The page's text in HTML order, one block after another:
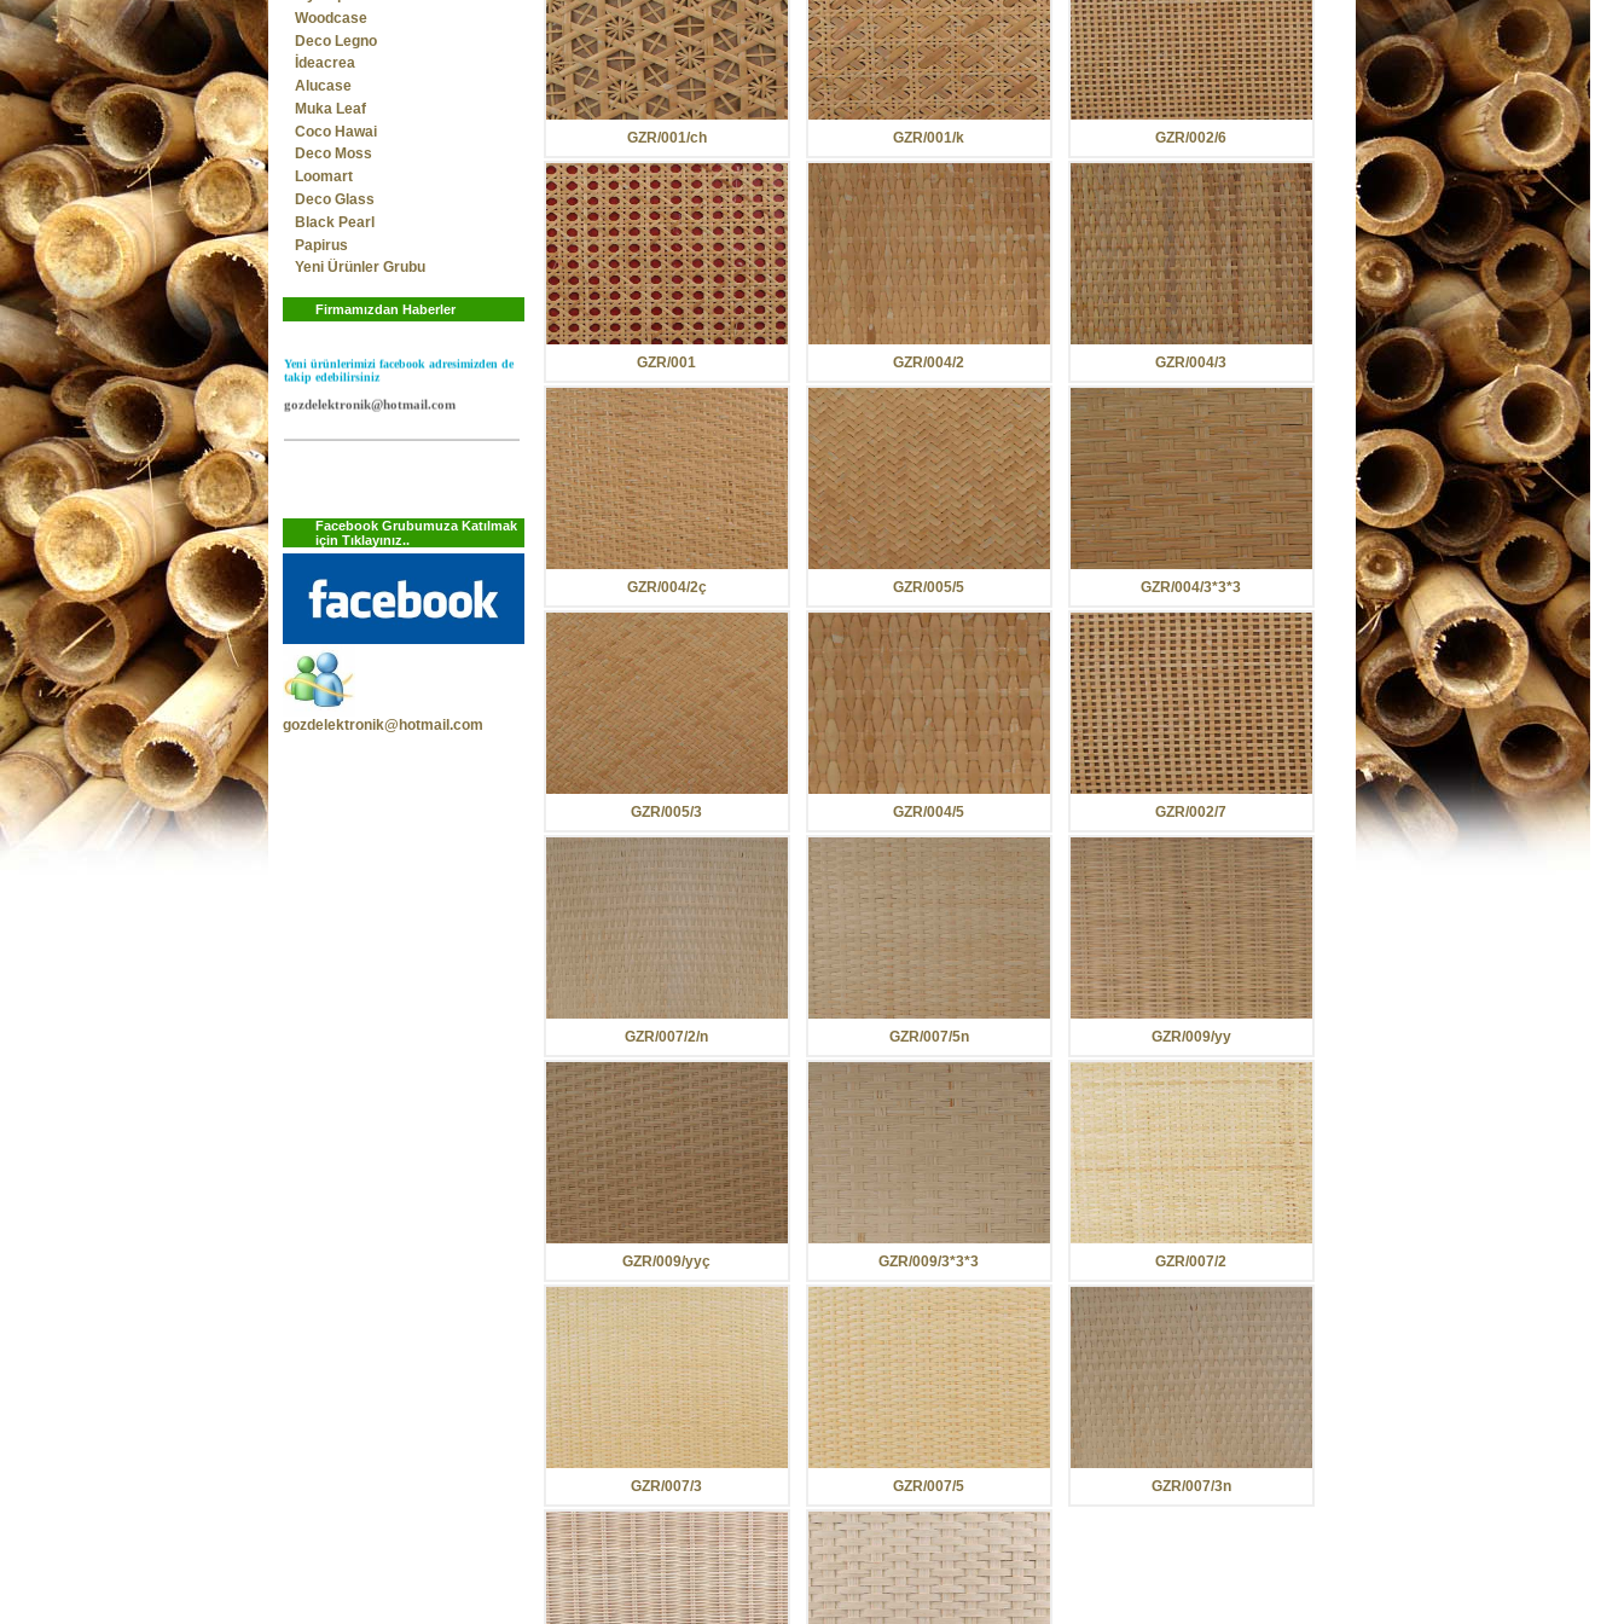
Woodcase
Deco Legno
İdeacrea
Alucase
Muka Leaf
Coco Hawai
Deco Moss
Loomart
Deco Glass
Black Pearl
Papirus
Yeni Ürünler Grubu
Firmamızdan Haberler
Yeni model policarbon panellerimiz
stoklardadır...
Yeni ürünlerimizi facebook adresimizden de
gozdelektronik@hotmail.com
Facebook Grubumuza Katılmak
için Tıklayınız..
gozdelektronik@hotmail.com
GZR/001/ch GZR/001/k GZR/002/6
GZR/001 GZR/004/2 GZR/004/3
GZR/004/2ç GZR/005/5 GZR/004/3*3*3
GZR/005/3 GZR/004/5 GZR/002/7
GZR/007/2/n GZR/007/5n GZR/009/yy
GZR/009/yyç GZR/009/3*3*3 GZR/007/2
GZR/007/3 GZR/007/5 GZR/007/3n